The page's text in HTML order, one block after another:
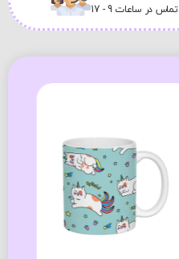
تماس در ساعات 9 - 17